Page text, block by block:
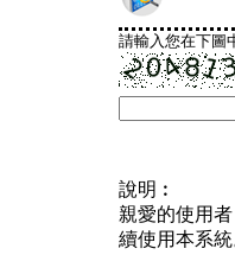
請輸入您在下圖
說明︰
親愛的使用
續使用本系統